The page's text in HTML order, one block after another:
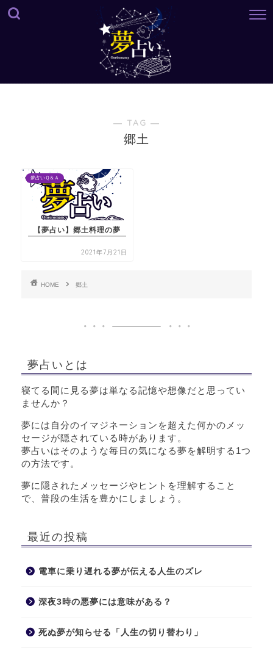
― TAG ―
郷土
夢占いＱ＆Ａ
【夢占い】郷土料理の夢
2021年7月21日
HOME 郷土
夢占いとは
寝てる間に見る夢は単なる記憶や想像だと思ってい
ませんか？
夢には自分のイマジネーションを超えた何かのメッ
セージが隠されている時があります。
夢占いはそのような毎日の気になる夢を解明する1つ
の方法です。
夢に隠されたメッセージやヒントを理解すること
で、普段の生活を豊かにしましょう。
最近の投稿
電車に乗り遅れる夢が伝える人生のズレ
深夜3時の悪夢には意味がある？
死ぬ夢が知らせる「人生の切り替わり」